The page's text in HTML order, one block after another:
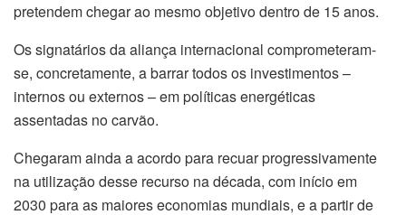
pretendem chegar ao mesmo objetivo dentro de 15 anos.
Os signatários da aliança internacional comprometeram-
se, concretamente, a barrar todos os investimentos –
internos ou externos – em políticas energéticas
assentadas no carvão.
Chegaram ainda a acordo para recuar progressivamente
na utilização desse recurso na década, com início em
2030 para as maiores economias mundiais, e a partir de